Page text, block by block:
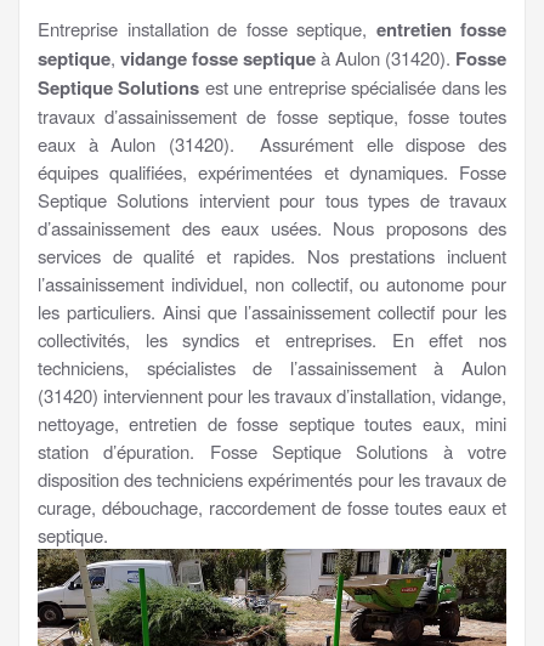
Entreprise installation de fosse septique, entretien fosse
septique, vidange fosse septiqueà Aulon (31420). Fosse
Septique Solutions est une entreprise spécialisée dans les
travaux d’assainissement de fosse septique, fosse toutes
eaux à Aulon (31420). Assurément elle dispose des
équipes qualifiées, expérimentées et dynamiques. Fosse
Septique Solutions intervient pour tous types de travaux
d’assainissement des eaux usées. Nous proposons des
services de qualité et rapides. Nos prestations incluent
l’assainissement individuel, non collectif, ou autonome pour
les particuliers. Ainsi que l’assainissement collectif pour les
collectivités, les syndics et entreprises. En effet nos
techniciens, spécialistes de l’assainissement à Aulon
(31420) interviennent pour les travaux d’installation, vidange,
nettoyage, entretien de fosse septique toutes eaux, mini
station d’épuration. Fosse Septique Solutions à votre
disposition des techniciens expérimentés pour les travaux de
curage, débouchage, raccordement de fosse toutes eaux et
septique.